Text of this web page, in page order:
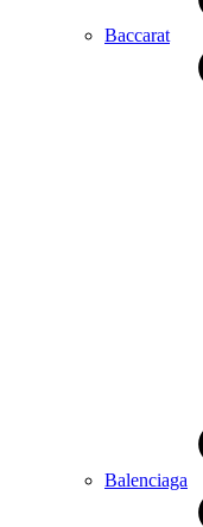
Baccarat
Balenciaga